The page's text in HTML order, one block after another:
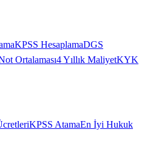
KPSS HesaplamaDGS
Ortalaması4 Yıllık MaliyetKYK
KPSS AtamaEn İyi Hukuk